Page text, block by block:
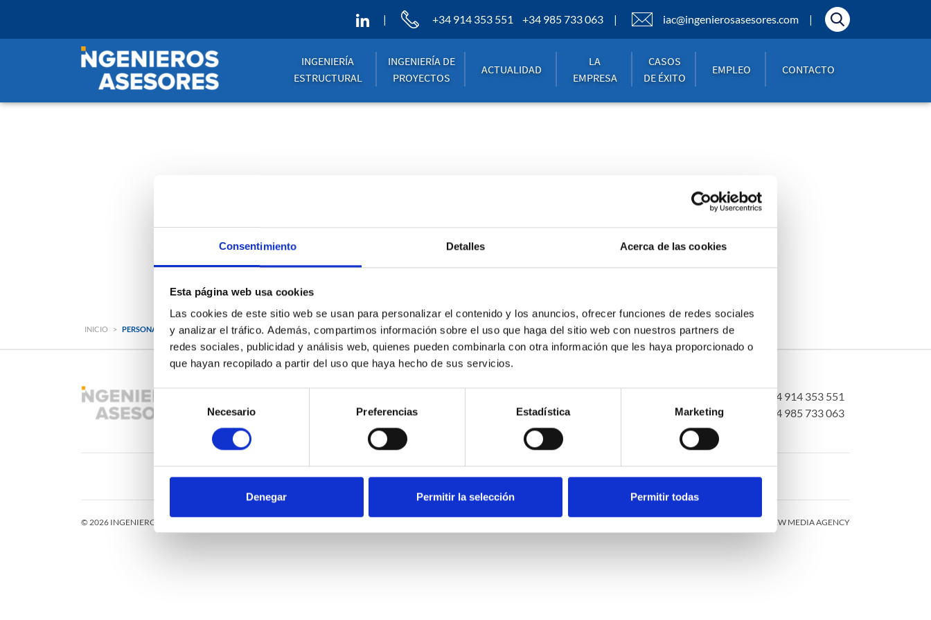
Consentimiento Detalles Acerca de las cookies
Esta página web usa cookies
Las cookies de este sitio web se usan para personalizar el contenido y los anuncios, ofrecer funciones de redes sociales
y analizar el tráfico. Además, compartimos información sobre el uso que haga del sitio web con nuestros partners de
redes sociales, publicidad y análisis web, quienes pueden combinarla con otra información que les haya proporcionado o
que hayan recopilado a partir del uso que haya hecho de sus servicios.
de
consentimiento
Necesario Preferencias Estadística Marketing
Denegar Permitir la selección Permitir todas
INGENIERÍA
ESTRUCTURAL
INGENIERÍA DE
PROYECTOS
ACTUALIDAD
LA
EMPRESA
CASOS
DE ÉXITO
EMPLEO CONTACTO
+34 914 353 551 +34 985 733 063 iac@ingenierosasesores.com
PERSONALIZAR COOKIES
INICIO > PERSONALIZAR COOKIES
iac@ingenierosasesores.com
+34 914 353 551
+34 985 733 063
Visite nuestro sitio web del grupo
© 2026 INGENIEROS ASESORES: Todos los derechos reservados. PROUN NEW MEDIA AGENCY